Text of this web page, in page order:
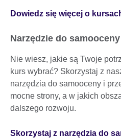
Dowiedz się więcej o
Narzędzie do samooceny
Nie wiesz, jakie są Twoje
kurs wybrać? Skorzystaj z
narzędzia do samooceny i
mocne strony, a w jakich
dalszego rozwoju.
Skorzystaj z narzędzia do